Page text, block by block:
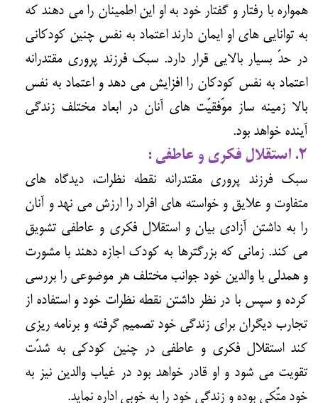
همواره با رفتار و گفتار خود به او این اطمینان را می دهند که
به توانایی های او ایمان دارند اعتماد به نفس چنین کودکانی
در حدّ بسیار بالایی قرار دارد. سبک فرزند پروری مقتدرانه
اعتماد به نفس کودکان را افزایش می دهد و اعتماد به نفس
بالا زمینه ساز موّفقیّت های آنان در ابعاد مختلف زندگی
آینده خواهد بود.
۲. استقلال فکری و عاطفی :
سبک فرزند پروری مقتدرانه نقطه نظرات، دیدگاه های
متفاوت و علایق و خواسته های افراد را ارزش می نهد و آنان
را به داشتن آزادی بیان و استقلال فکری و عاطفی تشویق
می کند. زمانی که بزرگترها به کودک اجازه دهند با مشورت
و همدلی با والدین خود جوانب مختلف هر موضوعی را بررسی
کرده و سپس با در نظر داشتن نقطه نظرات خود و استفاده از
تجارب دیگران برای زندگی خود تصمیم گرفته و برنامه ریزی
کند استقلال فکری و عاطفی در چنین کودکی به شدّت
تقویت می شود و او قادر خواهد بود در غیاب والدین نیز به
خود متّکی بوده و زندگی خود را به خوبی اداره نماید.